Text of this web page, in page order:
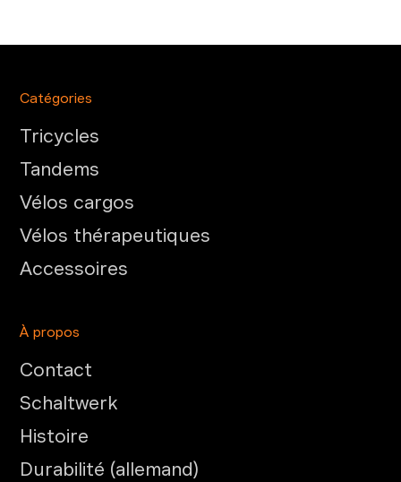
Catégories
Tricycles
Tandems
Vélos cargos
Vélos thérapeutiques
Accessoires
À propos
Contact
Schaltwerk
Histoire
Durabilité (allemand)